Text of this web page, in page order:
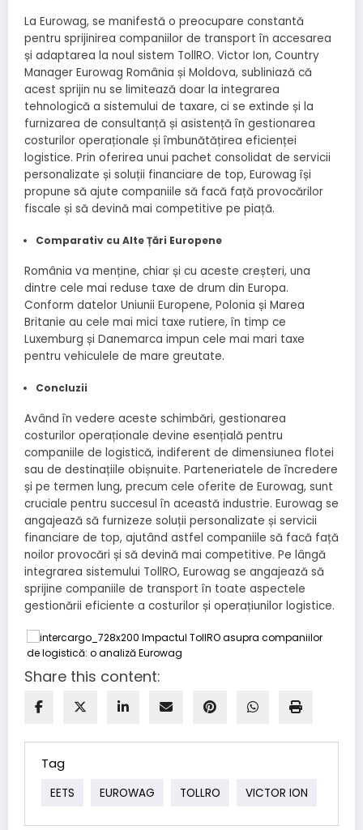
La Eurowag, se manifestă o preocupare constantă
pentru sprijinirea companiilor de transport în accesarea
și adaptarea la noul sistem TollRO. Victor Ion, Country
Manager Eurowag România și Moldova, subliniază că
acest sprijin nu se limitează doar la integrarea
tehnologică a sistemului de taxare, ci se extinde și la
furnizarea de consultanță și asistență în gestionarea
costurilor operaționale și îmbunătățirea eficienței
logistice. Prin oferirea unui pachet consolidat de servicii
personalizate și soluții financiare de top, Eurowag își
propune să ajute companiile să facă față provocărilor
fiscale și să devină mai competitive pe piață.
Comparativ cu Alte Țări Europene
România va menține, chiar și cu aceste creșteri, una
dintre cele mai reduse taxe de drum din Europa.
Conform datelor Uniunii Europene, Polonia și Marea
Britanie au cele mai mici taxe rutiere, în timp ce
Luxemburg și Danemarca impun cele mai mari taxe
pentru vehiculele de mare greutate.
Concluzii
Având în vedere aceste schimbări, gestionarea
costurilor operaționale devine esențială pentru
companiile de logistică, indiferent de dimensiunea flotei
sau de destinațiile obișnuite. Parteneriatele de încredere
și pe termen lung, precum cele oferite de Eurowag, sunt
cruciale pentru succesul în această industrie. Eurowag se
angajează să furnizeze soluții personalizate și servicii
financiare de top, ajutând astfel companiile să facă față
noilor provocări și să devină mai competitive. Pe lângă
integrarea sistemului TollRO, Eurowag se angajează să
sprijine companiile de transport în toate aspectele
gestionării eficiente a costurilor și operațiunilor logistice.
Share this content:
Tag
EETS EUROWAG TOLLRO VICTOR ION